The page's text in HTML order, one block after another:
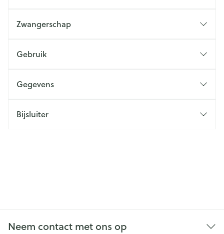
Zwangerschap
Gebruik
Gegevens
Bijsluiter
Neem contact met ons op